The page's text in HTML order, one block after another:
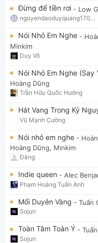
Đừng để tiền rơi - Low G
nguyendaoduyquang17021
Nói Nhỏ Em Nghe -
Minkim
Duy Võ
Nói Nhỏ Em Nghe (Say
Hoàng Dũng
Trần Hữu Quốc Hướng
Hát Vang Trong Kỷ
Vũ Mạnh Cường
Nói nhỏ em nghe -
Hoàng Dũng, Minkim
Đăng
Indie queen - Alec
Phạm Hoàng Tuấn Anh
Mối Duyên Vàng - Tuấn
Sojun
Toàn Tâm Toàn Ý -
Sojun